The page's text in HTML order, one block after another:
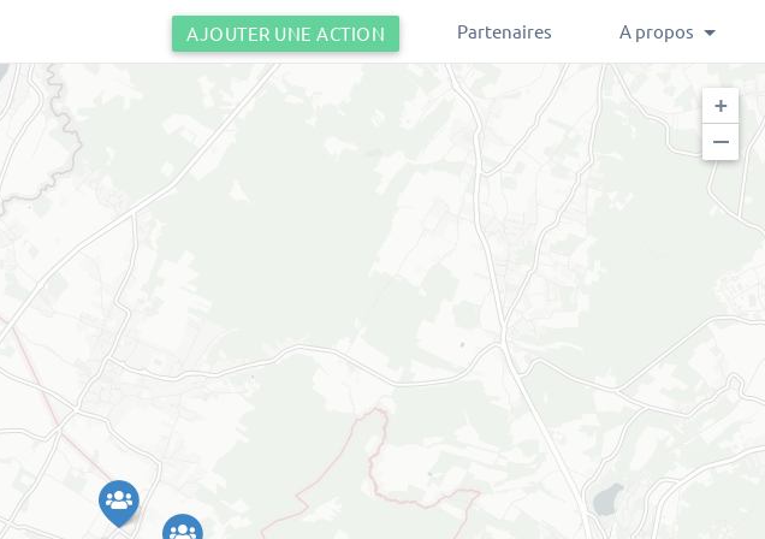
AJOUTER UNE ACTION Partenaires A propos
+
−